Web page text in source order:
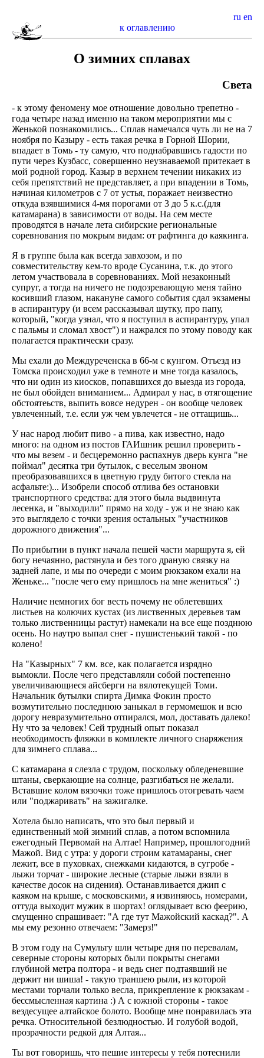
ru en
к оглавлению
О зимних сплавах
Света
- к этому феномену мое отношение довольно трепетно -
года четыре назад именно на таком мероприятии мы с
Женькой познакомились... Сплав намечался чуть ли не на 7
ноября по Казыру - есть такая речка в Горной Шории,
впадает в Томь - ту самую, что поднабравшись гадости по
пути через Кузбасс, совершенно неузнаваемой притекает в
мой родной город. Казыр в верхнем течении никаких из
себя препятствий не представляет, а при впадении в Томь,
начиная километров с 7 от устья, поражает неизвестно
откуда взявшимися 4-мя порогами от 3 до 5 к.с.(для
катамарана) в зависимости от воды. На сем месте
проводятся в начале лета сибирские региональные
соревнования по мокрым видам: от рафтинга до каякинга.
Я в группе была как всегда завхозом, и по
совместительству кем-то вроде Сусанина, т.к. до этого
летом участвовала в соревнованиях. Мой незаконный
супруг, а тогда на ничего не подозревающую меня тайно
косивший глазом, накануне самого события сдал экзамены
в аспирантуру (и всем рассказывал шутку, про папу,
который, "когда узнал, что я поступил в аспирантуру, упал
с пальмы и сломал хвост") и нажрался по этому поводу как
полагается практически сразу.
Мы ехали до Междуреченска в 66-м с кунгом. Отъезд из
Томска происходил уже в темноте и мне тогда казалось,
что ни один из киосков, попавшихся до выезда из города,
не был обойден вниманием... Адмирал у нас, в отягощение
обстоятеьств, выпить вовсе недурен - он вообще человек
увлеченный, т.е. если уж чем увлечется - не оттащишь...
У нас народ любит пиво - а пива, как известно, надо
много: на одном из постов ГАИшник решил проверить -
что мы везем - и бесцеремонно распахнув дверь кунга "не
поймал" десятка три бутылок, с веселым звоном
преобразовавшихся в цветную груду битого стекла на
асфальте:)... Изобрели способ отлива без остановки
транспортного средства: для этого была выдвинута
лесенка, и "выходили" прямо на ходу - уж и не знаю как
это выглядело с точки зрения остальных "участников
дорожного движения"...
По прибытии в пункт начала пешей части маршрута я, ей
богу нечаянно, растянула и без того драную связку на
задней лапе, и мы по очереди с моим рюкзаком ехали на
Женьке... "после чего ему пришлось на мне жениться" :)
Наличие немногих бог весть почему не облетевших
листьев на колючих кустах (из лиственных деревьев там
только лиственницы растут) намекали на все еще позднюю
осень. Но наутро выпал снег - пушистенький такой - по
колено!
На "Казырных" 7 км. все, как полагается изрядно
вымокли. После чего представляли собой постепенно
увеличивающиеся айсберги на вялотекущей Томи.
Начальник бутылки спирта Димка Фокин просто
возмутительно последнюю заныкал в гермомешок и всю
дорогу невразумительно отпирался, мол, доставать далеко!
Ну что за человек! Сей трудный опыт показал
необходимость фляжки в комплекте личного снаряжения
для зимнего сплава...
С катамарана я слезла с трудом, поскольку обледеневшие
штаны, сверкающие на солнце, разгибаться не желали.
Вставшие колом вязочки тоже пришлось отогревать чаем
или "поджаривать" на зажигалке.
Хотела было написать, что это был первый и
единственный мой зимний сплав, а потом вспомнила
ежегодный Первомай на Алтае! Например, прошлогодний
Мажой. Вид с утра: у дороги строим катамараны, снег
лежит, все в пуховках, снежками кидаются, в сугробе -
лыжи торчат - широкие лесные (старые лыжи взяли в
качестве досок на сидения). Останавливается джип с
каяком на крыше, с московскими, я извиняюсь, номерами,
оттуда выходит мужик в шортах! оглядывает всю феерию,
смущенно спрашивает: "А где тут Мажойский каскад?". А
мы ему резонно отвечаем: "Замерз!"
В этом году на Сумульту шли четыре дня по перевалам,
северные стороны которых были покрыты снегами
глубиной метра полтора - и ведь снег подтаявший не
держит ни шиша! - такую траншею рыли, из которой
местами торчали только весла, прикрепление к рюкзакам -
бессмысленная картина :) А с южной стороны - такое
вездесущее алтайское болото. Вообще мне понравилась эта
речка. Относительной безлюдностью. И голубой водой,
прозрачности редкой для Алтая...
Ты вот говоришь, что пешие интересы у тебя потеснили